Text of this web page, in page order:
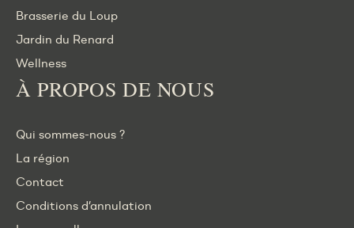
Brasserie du Loup
Jardin du Renard
Wellness
À PROPOS DE NOUS
Qui sommes-nous ?
La région
Contact
Conditions d’annulation